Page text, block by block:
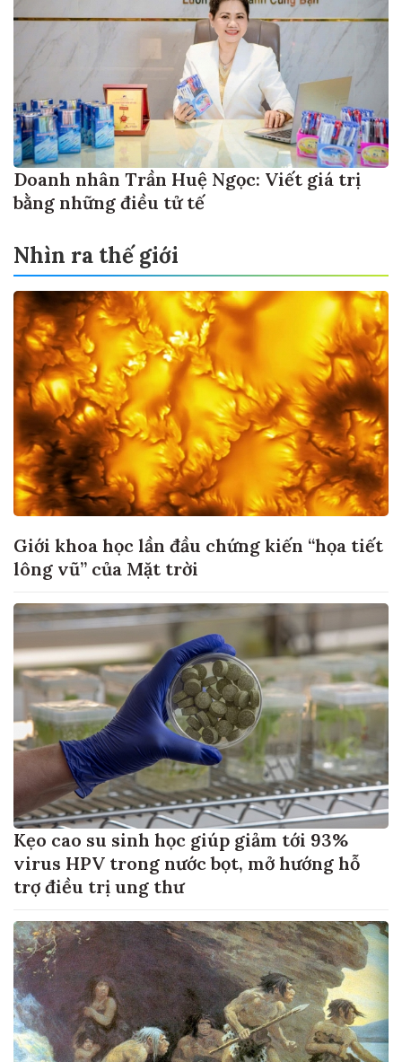
Doanh nhân Trần Huệ Ngọc: Viết giá trị
bằng những điều tử tế
Nhìn ra thế giới
Giới khoa học lần đầu chứng kiến “họa tiết
lông vũ” của Mặt trời
Kẹo cao su sinh học giúp giảm tới 93%
virus HPV trong nước bọt, mở hướng hỗ
trợ điều trị ung thư